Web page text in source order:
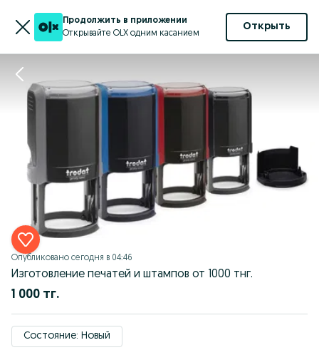
Продолжить в приложении
Открывайте OLX одним касанием
Открыть
Опубликовано сегодня в 04:46
Изготовление печатей и штампов от 1000 тнг.
1 000 тг.
Состояние: Новый